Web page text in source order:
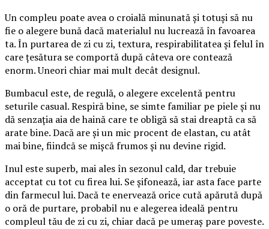
Un compleu poate avea o croială minunată și totuși să nu
fie o alegere bună dacă materialul nu lucrează în favoarea
ta. În purtarea de zi cu zi, textura, respirabilitatea și felul în
care țesătura se comportă după câteva ore contează
enorm. Uneori chiar mai mult decât designul.
Bumbacul este, de regulă, o alegere excelentă pentru
seturile casual. Respiră bine, se simte familiar pe piele și nu
dă senzația aia de haină care te obligă să stai dreaptă ca să
arate bine. Dacă are și un mic procent de elastan, cu atât
mai bine, fiindcă se mișcă frumos și nu devine rigid.
Inul este superb, mai ales în sezonul cald, dar trebuie
acceptat cu tot cu firea lui. Se șifonează, iar asta face parte
din farmecul lui. Dacă te enervează orice cută apărută după
o oră de purtare, probabil nu e alegerea ideală pentru
compleul tău de zi cu zi, chiar dacă pe umeraș pare poveste.